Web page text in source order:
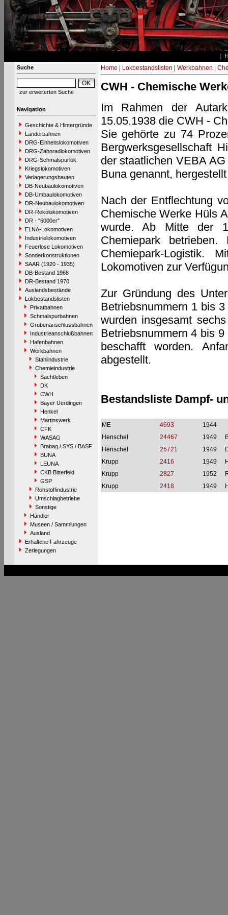
Suche
zur erweiterten Suche
Navigation
Geschichte & Hintergründe
Länderbahnen
DRG-Einheitslokomotiven
DRG-Zahnradlokomotiven
DRG-Schmalspurlok.
Kriegslokomotiven
Verlagerungsbauten
DB-Neubaulokomotiven
DB-Umbaulokomotiven
DR-Neubaulokomotiven
DR-Rekolokomotiven
DR - "6000er"
ELNA-Lokomotiven
Industrielokomotiven
Feuerlose Lokomotiven
Sonderkonstruktionen
SAAR (1920 - 1935)
DB-Bestand 1968
DR-Bestand 1970
Auslandsbestände
Lokbestandslisten
Privatbahnen
Schmalspurbahnen
Grubenanschlussbahnen
Industrieanschlußbahnen
Hafenbahnen
Werkbahnen
Stahlindustrie
Chemieindustrie
Sachtleben
DK
CWH
Bayer Uerdingen
Henkel
Martinswerk
CFK
WASAG
Brabag / SYS / BASF
BUNA
LEUNA
CKB Bitterfeld
GSP
Rohstoffindustrie
Umschlagbetriebe
Sonstige
Händler
Museen / Sammlungen
Ausland
Erhaltene Fahrzeuge
Zerlegungen
Home Lokbestandslisten Werkbahnen
CWH - Chemische
Im Rahmen der
15.05.1938 die CWH -
Sie gehörte zu 74
Bergwerksgesellschaft
der staatlichen VEBA
Buna genannt,
Nach der Entflechtung
Chemische Werke Hüls
wurde. Ab Mitte der
Chemiepark
Chemiepark-
Lokomotiven zur
Zur Gründung des
Betriebsnummern 1 bis
wurden insgesamt
Betriebsnummern 4 bis
beschafft worden.
abgestellt.
Bestandsliste Dampf-
ME 4693
1944
Henschel
24467 1949
Henschel
25721 1949
Krupp
2416 1949
Krupp
2827 1952
Krupp
2418 1949